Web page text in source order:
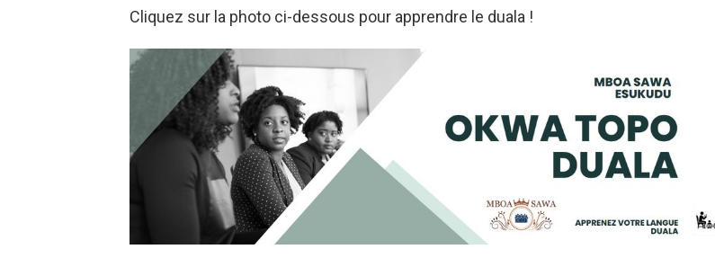
Cliquez sur la photo ci-dessous pour apprendre le duala !